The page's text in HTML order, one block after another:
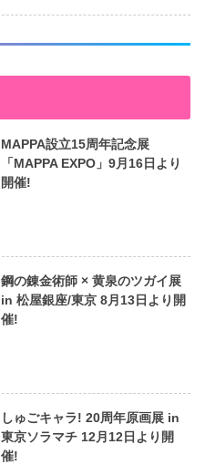
MAPPA設立15周年記念展
「MAPPA EXPO」9月16日より
開催!
鋼の錬金術師 × 黄泉のツガイ展
in 松屋銀座/東京 8月13日より開
催!
しゅごキャラ! 20周年原画展 in
東京ソラマチ 12月12日より開
催!